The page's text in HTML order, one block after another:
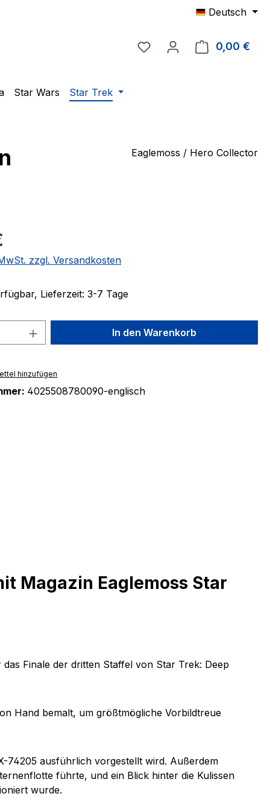
Deutsch
Du hast 0 Produkte auf
0,00 €
Star Wars Star Trek
Eaglemoss / Hero Collector
zzgl. Versandkosten
Lieferzeit: 3-7 Tage
Gib den gewünschten Wert
In den Warenkorb
hinzufügen
4025508780090-englisch
Magazin Eaglemoss Star
Finale der dritten Staffel von Star Trek: Deep
Hand bemalt, um größtmögliche Vorbildtreue
74205 ausführlich vorgestellt wird. Außerdem
führte, und ein Blick hinter die Kulissen
wurde.